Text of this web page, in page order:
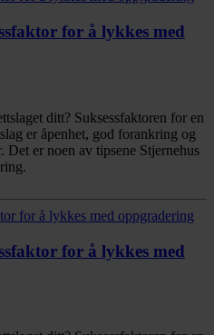
for å lykkes med
ditt? Suksessfaktoren for en
er åpenhet, god forankring og
Det er noen av tipsene Stjernehus
for å lykkes med